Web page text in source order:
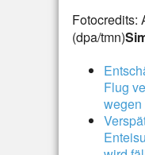
Fotocredits:
(dpa/tmn)
Flug